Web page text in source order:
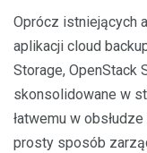
Oprócz istniejących
aplikacji cloud
Storage, OpenStack
skonsolidowane w
łatwemu w
prosty sposób